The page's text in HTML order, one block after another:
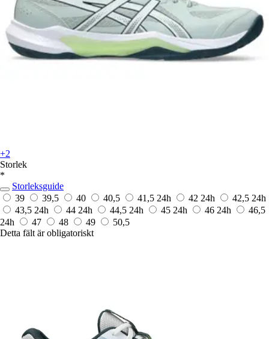
+2
Storlek
*
Storleksguide
39
39,5 40 40,5 41,5 24h 42 24h 42,5 24h
43,5 24h 44 24h 44,5 24h 45 24h 46 24h
46,5
24h
47 48 49
50,5
Detta fält är obligatoriskt